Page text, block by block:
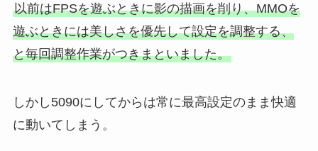
以前はFPSを遊ぶときに影の描画を削り、MMOを
遊ぶときには美しさを優先して設定を調整する、
と毎回調整作業がつきまといました。
しかし5090にしてからは常に最高設定のまま快適
に動いてしまう。